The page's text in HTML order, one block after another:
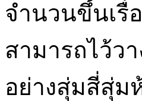
จำนวนขึ้นเรื่
สามารถไว้ว
อย่างสุ่มสี่สุ่ม